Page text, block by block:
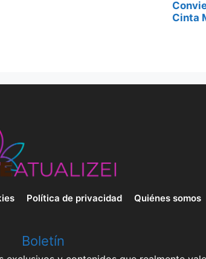
Cinta
Política de privacidad Quiénes somos
Boletín